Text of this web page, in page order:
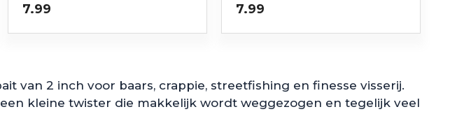
7.99 7.99
van 2 inch voor baars, crappie, streetfishing en finesse visserij.
kleine twister die makkelijk wordt weggezogen en tegelijk veel